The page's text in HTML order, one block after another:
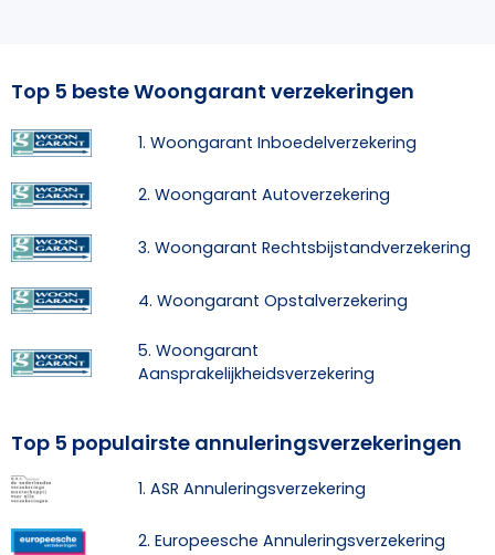
Top 5 beste Woongarant verzekeringen
1. Woongarant Inboedelverzekering
2. Woongarant Autoverzekering
3. Woongarant Rechtsbijstandverzekering
4. Woongarant Opstalverzekering
5. Woongarant
Aansprakelijkheidsverzekering
Top 5 populairste annuleringsverzekeringen
1. ASR Annuleringsverzekering
2. Europeesche Annuleringsverzekering